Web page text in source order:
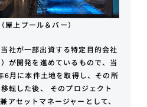
（屋上プール＆バー）
社が一部出資する特定目的会社
）が開発を進めているもので、当
6月に本件土地を取得し、その所
転した後、 そのプロジェクト
アセットマネージャーとして、